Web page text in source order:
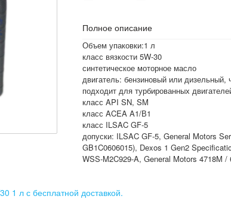
Полное описание
Объем упаковки:1 л
класс вязкости 5W-30
синтетическое моторное масло
двигатель: бензиновый или дизельный,
подходит для турбированных
класс API SN, SM
класс ACEA A1/В1
класс ILSAC GF-5
допуски: ILSAC GF-5, General Motors
GB1C0606015), Dexos 1 Gen2
WSS-M2C929-A, General Motors 4718M /
1 л с бесплатной доставкой.